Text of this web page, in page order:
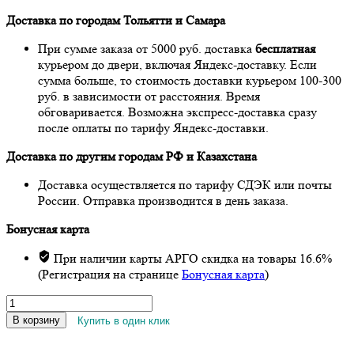
Доставка по городам Тольятти и Самара
При сумме заказа от 5000 руб. доставка бесплатная
курьером до двери, включая Яндекс-доставку. Если
сумма больше, то стоимость доставки курьером 100-300
руб. в зависимости от расстояния. Время
обговаривается. Возможна экспресс-доставка сразу
после оплаты по тарифу Яндекс-доставки.
Доставка по другим городам РФ и Казахстана
Доставка осуществляется по тарифу СДЭК или почты
России. Отправка производится в день заказа.
Бонусная карта
При наличии карты АРГО скидка на товары 16.6%
(Регистрация на странице Бонусная карта)
Количество
товара
Хитолан,
В корзину Купить в один клик